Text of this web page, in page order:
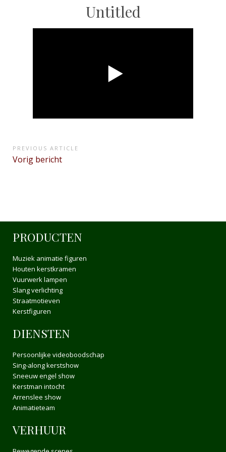
Untitled
Bericht
navigatie
PREVIOUS ARTICLE
Previous
Vorig bericht
PRODUCTEN
Muziek animatie figuren
Houten kerstkramen
Vuurwerk lampen
Slang verlichting
Straatmotieven
Kerstfiguren
DIENSTEN
Persoonlijke videoboodschap
Sing-along kerstshow
Sneeuw engel show
Kerstman intocht
Arrenslee show
Animatieteam
VERHUUR